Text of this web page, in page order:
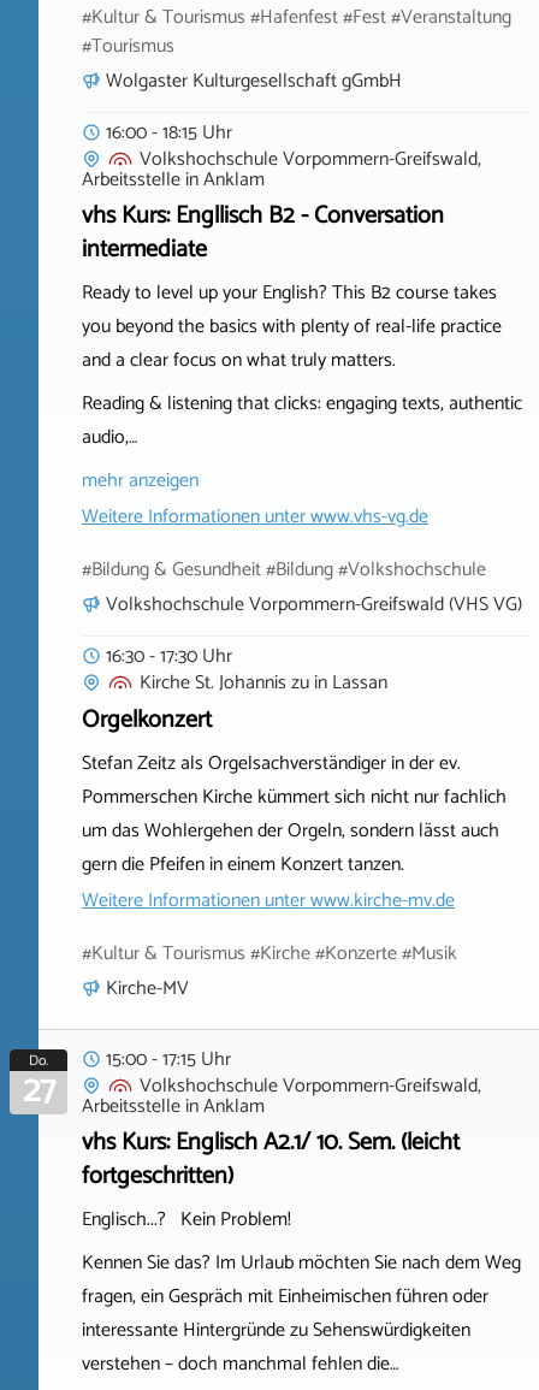
#Kultur & Tourismus #Hafenfest #Fest #Veranstaltung
#Tourismus
Wolgaster Kulturgesellschaft gGmbH
16:00 - 18:15 Uhr
Volkshochschule Vorpommern-Greifswald,
ArbeitsstelleinAnklam
vhs Kurs: Engllisch B2 - Conversation
intermediate
Ready to level up your English? This B2 course takes
you beyond the basics with plenty of real-life practice
and a clear focus on what truly matters.
Reading & listening that clicks: engaging texts, authentic
audio,…
mehr anzeigen
Weitere Informationen unterwww.vhs-vg.de
#Bildung & Gesundheit #Bildung #Volkshochschule
Volkshochschule Vorpommern-Greifswald (VHS VG)
16:30 - 17:30 Uhr
Kirche St. Johannis zuinLassan
Orgelkonzert
Stefan Zeitz als Orgelsachverständiger in der ev.
Pommerschen Kirche kümmert sich nicht nur fachlich
um das Wohlergehen der Orgeln, sondern lässt auch
gern die Pfeifen in einem Konzert tanzen.
Weitere Informationen unterwww.kirche-mv.de
#Kultur & Tourismus #Kirche #Konzerte #Musik
Kirche-MV
Do.
27
15:00 - 17:15 Uhr
Volkshochschule Vorpommern-Greifswald,
ArbeitsstelleinAnklam
vhs Kurs: Englisch A2.1/ 10. Sem. (leicht
fortgeschritten)
Englisch...? Kein Problem!
Kennen Sie das? Im Urlaub möchten Sie nach dem Weg
fragen, ein Gespräch mit Einheimischen führen oder
interessante Hintergründe zu Sehenswürdigkeiten
verstehen – doch manchmal fehlen die…